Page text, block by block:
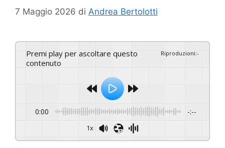
7 Maggio 2026 di Andrea Bertolotti
Premi play per ascoltare questo
contenuto
Riproduzioni:-
0:00 -:--
1x